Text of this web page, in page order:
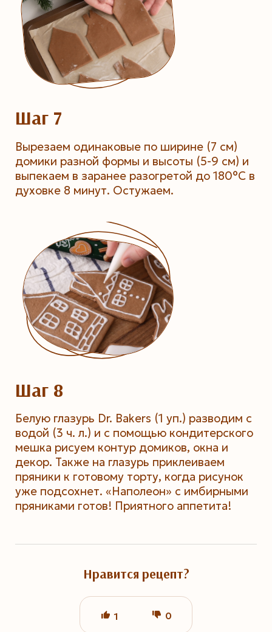
Шаг 7
Вырезаем одинаковые по ширине (7 см)
домики разной формы и высоты (5-9 см) и
выпекаем в заранее разогретой до 180°C в
духовке 8 минут. Остужаем.
Шаг 8
Белую глазурь Dr. Bakers (1 уп.) разводим с
водой (3 ч. л.) и с помощью кондитерского
мешка рисуем контур домиков, окна и
декор. Также на глазурь приклеиваем
пряники к готовому торту, когда рисунок
уже подсохнет. «Наполеон» с имбирными
пряниками готов! Приятного аппетита!
Нравится рецепт?
1 0